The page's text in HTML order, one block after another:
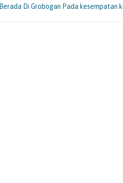
Berada Di Grobogan Pada kesempatan